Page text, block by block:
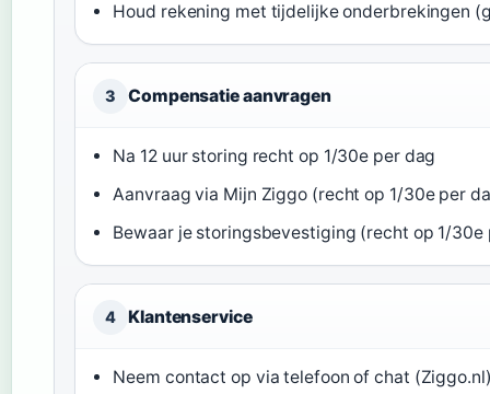
Houd rekening met tijdelijke onderbrekingen
3 Compensatie aanvragen
Na 12 uur storing recht op 1/30e per dag
Aanvraag via Mijn Ziggo (recht op 1/30e per
Bewaar je storingsbevestiging (recht op 1/30e
4 Klantenservice
Neem contact op via telefoon of chat